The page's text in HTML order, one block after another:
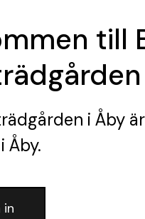
till
i Åby
i Åby.
in